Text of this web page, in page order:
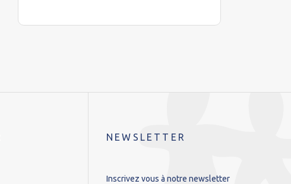
NEWSLETTER
Inscrivez vous à notre newsletter